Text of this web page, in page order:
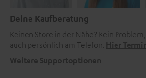
Deine Kaufberatung
Keinen Store in der Nähe? Kein
auch persönlich am Telefon. Hier
Weitere Supportoptionen